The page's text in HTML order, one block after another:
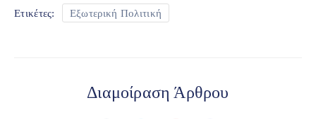
Ετικέτες: Εξωτερική Πολιτική
Διαμοίραση Άρθρου